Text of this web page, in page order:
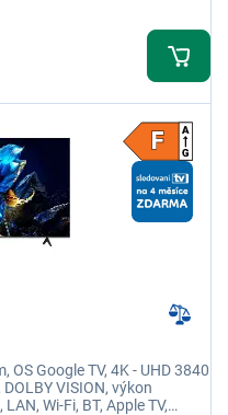
Google TV, 4K - UHD 3840
VISION, výkon
Wi-Fi, BT, Apple TV,